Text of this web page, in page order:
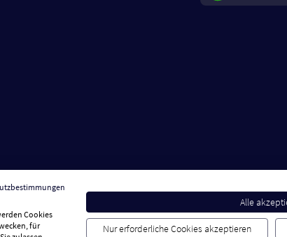
Cookies
für
Alle
Nur erforderliche Cookies akzeptieren